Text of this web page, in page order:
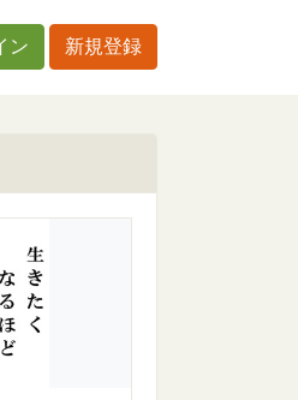
ン 新規登録